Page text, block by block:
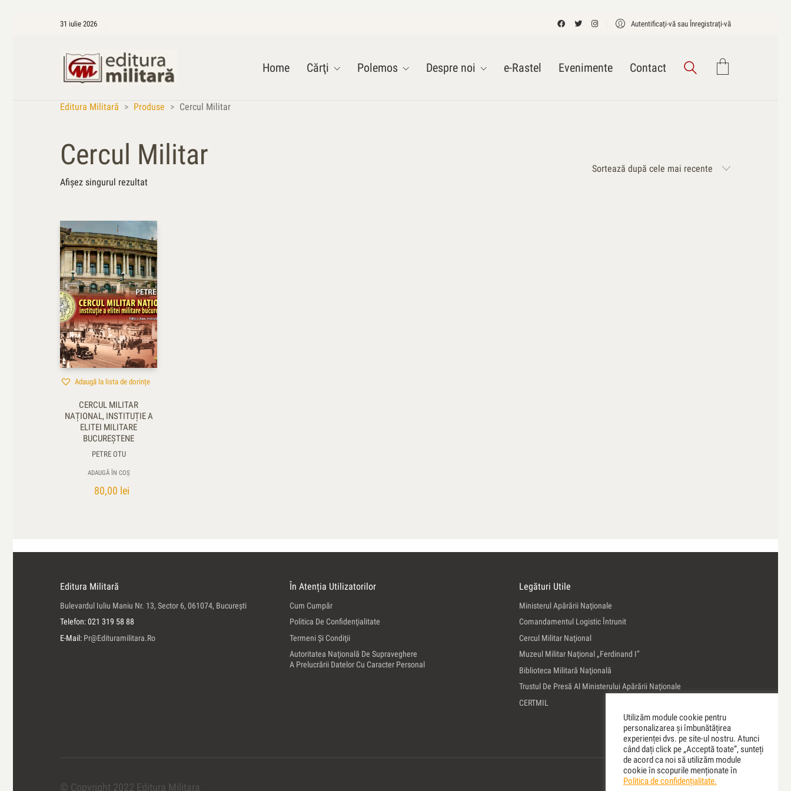
31 iulie 2026 Autentificați-vă sau Înregistrați-vă
Home Cărţi Polemos Despre noi e-Rastel Evenimente Contact
Editura Militară > Produse > Cercul Militar
Cercul Militar
Afișez singurul rezultat
Sortează după cele mai recente
Adaugă la lista de dorințe
CERCUL MILITAR
NAȚIONAL, INSTITUȚIE A
ELITEI MILITARE
BUCUREȘTENE
PETRE OTU
ADAUGĂ ÎN COȘ
80,00 lei
Editura Militară
Bulevardul Iuliu Maniu Nr. 13, Sector 6, 061074, Bucureşti
Telefon: 021 319 58 88
E-Mail: Pr@edituramilitara.ro
În Atenția Utilizatorilor
Cum Cumpăr
Politica De Confidenţialitate
Termeni Şi Condiţii
Autoritatea Naţională De Supraveghere
A Prelucrării Datelor Cu Caracter Personal
Legături Utile
Ministerul Apărării Naţionale
Comandamentul Logistic Întrunit
Cercul Militar Naţional
Muzeul Militar Naţional „Ferdinand I”
Biblioteca Militară Naţională
Trustul De Presă Al Ministerului Apărării Naţionale
CERTMIL
© Copyright 2022 Editura Militara
Utilizăm module cookie pentru
personalizarea și îmbunătățirea
experienței dvs. pe site-ul nostru. Atunci
când dați click pe „Acceptă toate”, sunteți
de acord ca noi să utilizăm module
cookie în scopurile menționate în
Politica de confidențialitate.